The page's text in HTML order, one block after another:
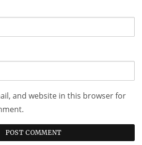
and website in this browser for